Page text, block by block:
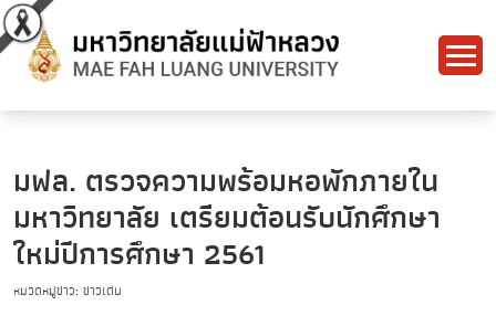
มฟล. ตรวจความพร้อมหอพักภายใน
มหาวิทยาลัย เตรียมต้อนรับนักศึกษา
ใหม่ปีการศึกษา 2561
หมวดหมู่ข่าว: ข่าวเด่น